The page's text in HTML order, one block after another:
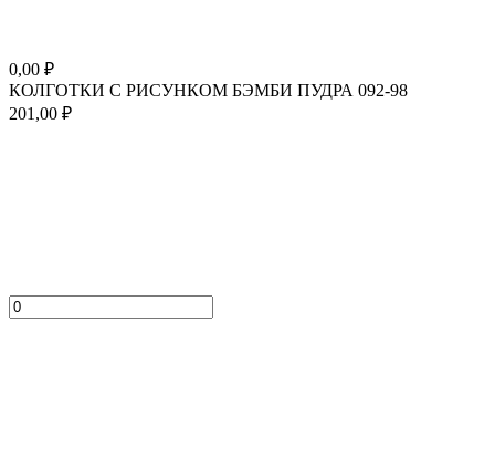
0,00 ₽
КОЛГОТКИ С РИСУНКОМ БЭМБИ ПУДРА 092-98
201,00 ₽